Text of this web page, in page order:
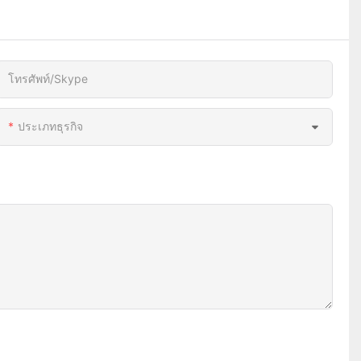
โทรศัพท์/skype
ประเภทธุรกิจ